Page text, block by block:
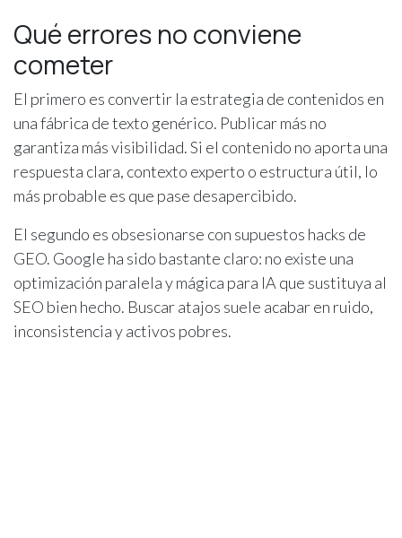
Qué errores no conviene
cometer
El primero es convertir la estrategia de contenidos en
una fábrica de texto genérico. Publicar más no
garantiza más visibilidad. Si el contenido no aporta una
respuesta clara, contexto experto o estructura útil, lo
más probable es que pase desapercibido.
El segundo es obsesionarse con supuestos hacks de
GEO. Google ha sido bastante claro: no existe una
optimización paralela y mágica para IA que sustituya al
SEO bien hecho. Buscar atajos suele acabar en ruido,
inconsistencia y activos pobres.